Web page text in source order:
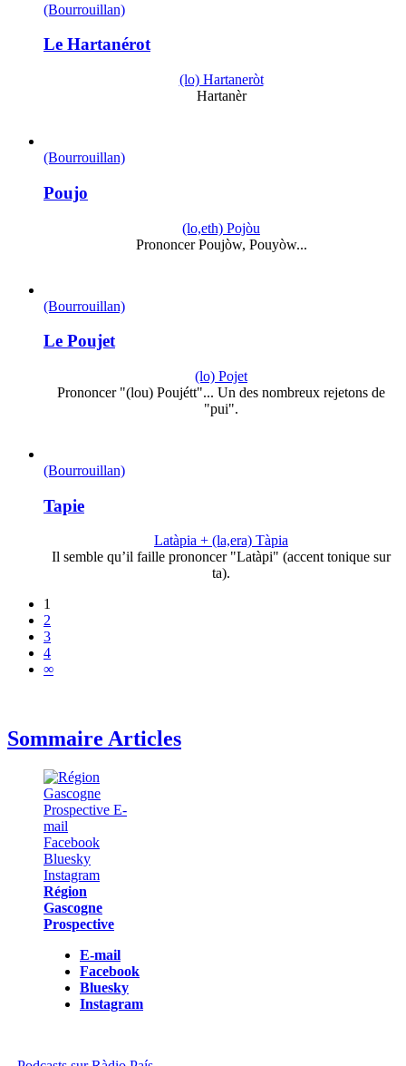
(Bourrouillan)
Le Hartanérot
(lo) Hartaneròt
Hartanèr
(Bourrouillan)
Poujo
(lo,eth) Pojòu
Prononcer Poujòw, Pouyòw...
(Bourrouillan)
Le Poujet
(lo) Pojet
Prononcer "(lou) Poujétt"... Un des nombreux rejetons de
"pui".
(Bourrouillan)
Tapie
Latàpia + (la,era) Tàpia
Il semble qu’il faille prononcer "Latàpi" (accent tonique sur
ta).
1
2
3
4
∞
Sommaire Articles
Région
Gascogne
Prospective
E-mail
Facebook
Bluesky
Instagram